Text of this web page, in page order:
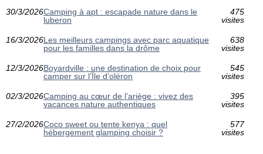
30/3/2026Camping à apt : escapade nature dans le
luberon
475
visites
16/3/2026Les meilleurs campings avec parc aquatique
pour les familles dans la drôme
638
visites
12/3/2026Boyardville : une destination de choix pour
camper sur l’Île d’oléron
545
visites
02/3/2026Camping au cœur de l’ariège : vivez des
vacances nature authentiques
395
visites
27/2/2026Coco sweet ou tente kenya : quel
hébergement glamping choisir ?
577
visites